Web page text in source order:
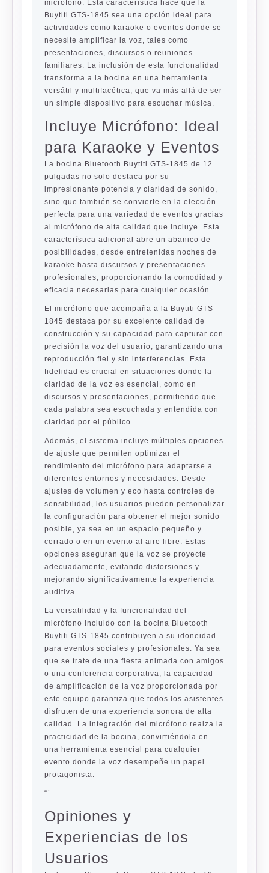
micrófono. Esta característica hace que la
Buytiti GTS-1845 sea una opción ideal para
actividades como karaoke o eventos donde se
necesite amplificar la voz, tales como
presentaciones, discursos o reuniones
familiares. La inclusión de esta funcionalidad
transforma a la bocina en una herramienta
versátil y multifacética, que va más allá de ser
un simple dispositivo para escuchar música.
Incluye Micrófono: Ideal
para Karaoke y Eventos
La bocina Bluetooth Buytiti GTS-1845 de 12
pulgadas no solo destaca por su
impresionante potencia y claridad de sonido,
sino que también se convierte en la elección
perfecta para una variedad de eventos gracias
al micrófono de alta calidad que incluye. Esta
característica adicional abre un abanico de
posibilidades, desde entretenidas noches de
karaoke hasta discursos y presentaciones
profesionales, proporcionando la comodidad y
eficacia necesarias para cualquier ocasión.
El micrófono que acompaña a la Buytiti GTS-
1845 destaca por su excelente calidad de
construcción y su capacidad para capturar con
precisión la voz del usuario, garantizando una
reproducción fiel y sin interferencias. Esta
fidelidad es crucial en situaciones donde la
claridad de la voz es esencial, como en
discursos y presentaciones, permitiendo que
cada palabra sea escuchada y entendida con
claridad por el público.
Además, el sistema incluye múltiples opciones
de ajuste que permiten optimizar el
rendimiento del micrófono para adaptarse a
diferentes entornos y necesidades. Desde
ajustes de volumen y eco hasta controles de
sensibilidad, los usuarios pueden personalizar
la configuración para obtener el mejor sonido
posible, ya sea en un espacio pequeño y
cerrado o en un evento al aire libre. Estas
opciones aseguran que la voz se proyecte
adecuadamente, evitando distorsiones y
mejorando significativamente la experiencia
auditiva.
La versatilidad y la funcionalidad del
micrófono incluido con la bocina Bluetooth
Buytiti GTS-1845 contribuyen a su idoneidad
para eventos sociales y profesionales. Ya sea
que se trate de una fiesta animada con amigos
o una conferencia corporativa, la capacidad
de amplificación de la voz proporcionada por
este equipo garantiza que todos los asistentes
disfruten de una experiencia sonora de alta
calidad. La integración del micrófono realza la
practicidad de la bocina, convirtiéndola en
una herramienta esencial para cualquier
evento donde la voz desempeñe un papel
protagonista.
“`
Opiniones y
Experiencias de los
Usuarios